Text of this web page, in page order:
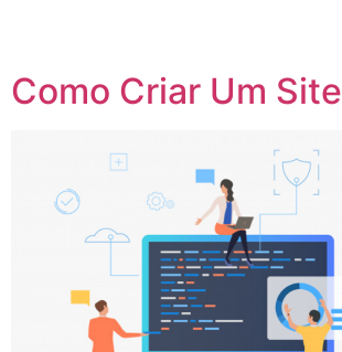
Como Criar Um Site